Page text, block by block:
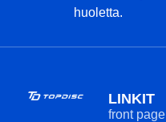
huoletta.
LINKIT
front page